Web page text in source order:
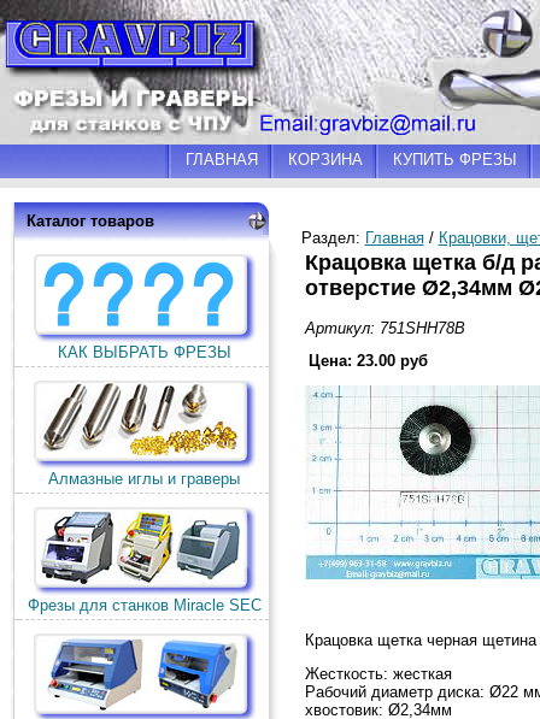
ГЛАВНАЯ КОРЗИНА КУПИТЬ ФРЕЗЫ
Каталог товаров
КАК ВЫБРАТЬ ФРЕЗЫ
Алмазные иглы и граверы
Фрезы для станков Miracle SEC
Раздел: Главная/ Крацовки,
Крацовка щетка б/д
отверстие Ø2,34мм
Артикул: 751SHH78B
Цена: 23.00 руб
Крацовка щетка черная щетина
Жесткость: жесткая
Рабочий диаметр диска: Ø22
хвостовик: Ø2,34мм